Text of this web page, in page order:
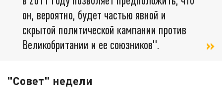
он, вероятно, будет частью явной и
скрытой политической кампании против
Великобритании и ее союзников".
"Совет" недели